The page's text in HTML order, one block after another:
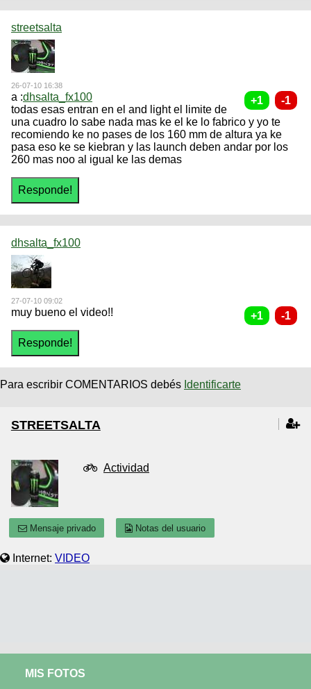
streetsalta
26-07-10 16:38
a :dhsalta_fx100
todas esas entran en el and light el limite de
una cuadro lo sabe nada mas ke el ke lo fabrico y yo te
recomiendo ke no pases de los 160 mm de altura ya ke
pasa eso ke se kiebran y las launch deben andar por los
260 mas noo al igual ke las demas
dhsalta_fx100
27-07-10 09:02
muy bueno el video!!
Para escribir COMENTARIOS debés Identificarte
STREETSALTA
Actividad
Mensaje privado Notas del usuario
Internet: VIDEO
MIS FOTOS